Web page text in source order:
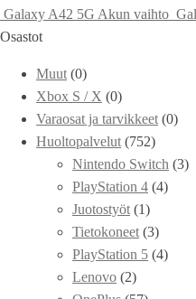
Galaxy A42 5G Akun vaihto
Osastot
Muut (0)
Xbox S / X (0)
Varaosat ja tarvikkeet (0)
Huoltopalvelut (752)
Nintendo Switch (3)
PlayStation 4 (4)
Juotostyöt (1)
Tietokoneet (3)
PlayStation 5 (4)
Lenovo (2)